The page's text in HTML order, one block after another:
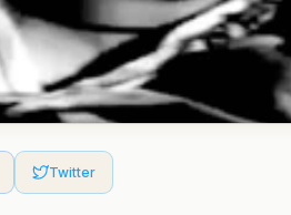
Twitter